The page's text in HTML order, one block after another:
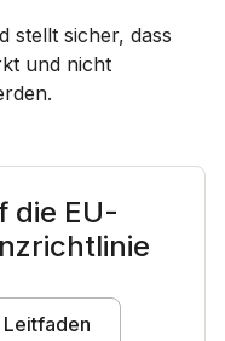
stellt sicher, dass
und nicht
die EU-
Leitfaden